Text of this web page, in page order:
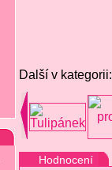
Další v kategorii:
Hodnocení